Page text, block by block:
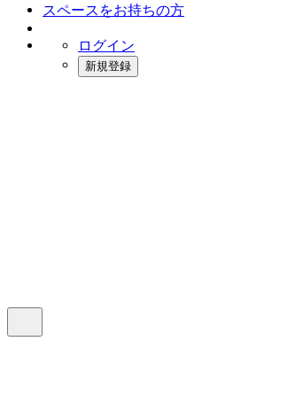
スペースをお持ちの方
ログイン
新規登録